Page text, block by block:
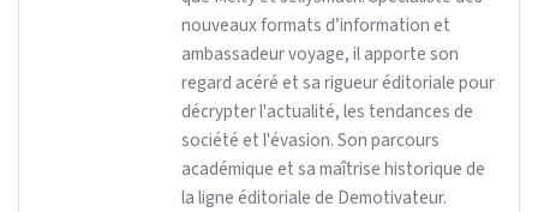
nouveaux formats d’information et
ambassadeur voyage, il apporte son
regard acéré et sa rigueur éditoriale pour
décrypter l'actualité, les tendances de
société et l'évasion. Son parcours
académique et sa maîtrise historique de
la ligne éditoriale de Demotivateur.